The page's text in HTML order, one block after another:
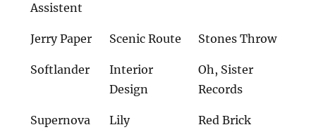
Assistent
Jerry Paper Scenic Route Stones Throw
Softlander
Interior
Design
Oh, Sister
Records
Supernova
Lily
Red Brick